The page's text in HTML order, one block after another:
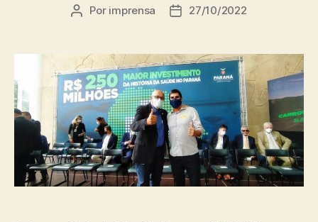
Autor
Por imprensa
Data27/10/2022